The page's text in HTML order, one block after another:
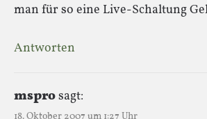
man für so eine Live-Schaltung
Antworten
msprosagt: